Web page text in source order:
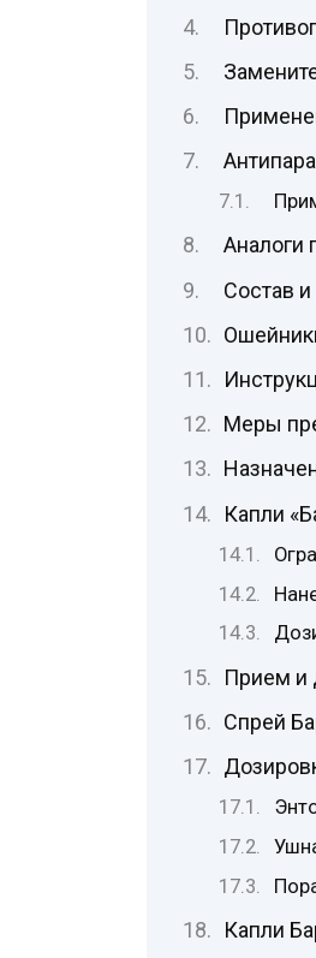
Аналоги
Состав
Меры
Капли
Прием и
Спрей
Капли